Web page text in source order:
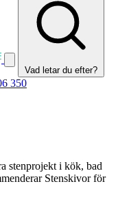
Vad letar du efter?
350
stenprojekt i kök, bad
Stenskivor för